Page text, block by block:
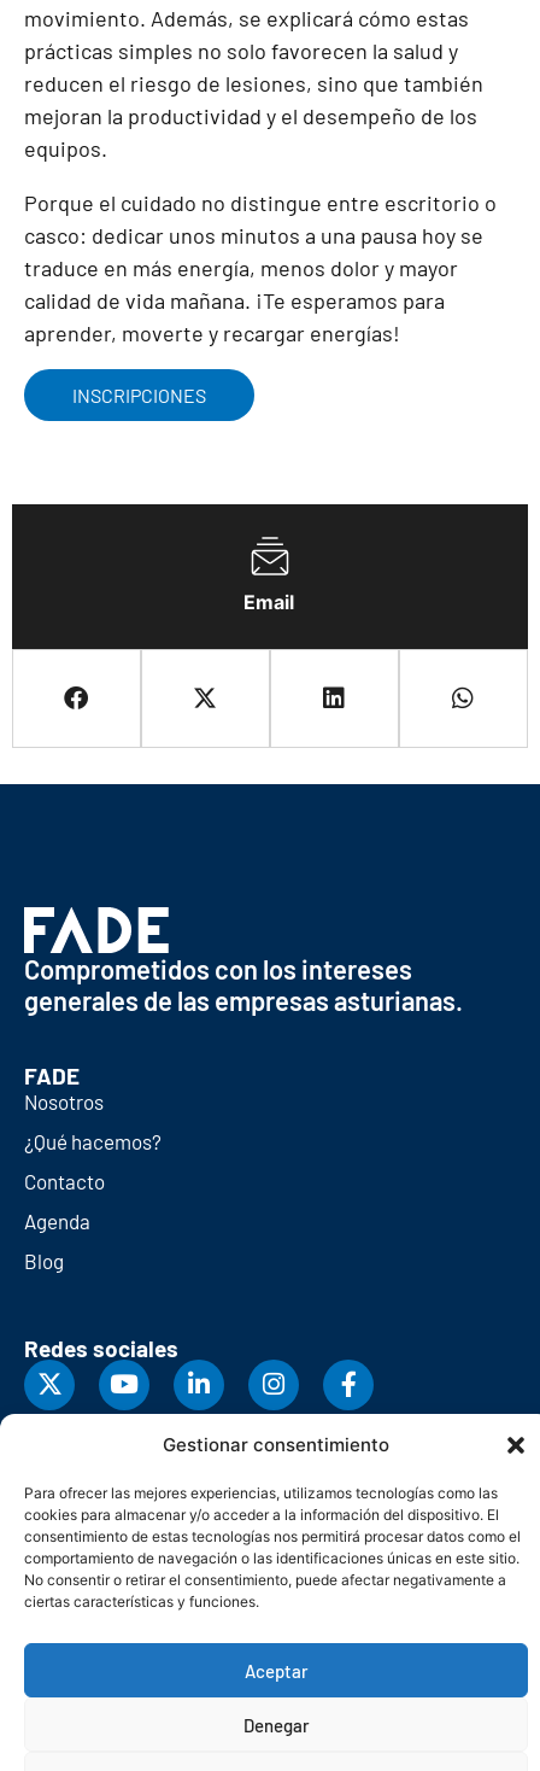
Gestionar consentimiento
Para ofrecer las mejores experiencias, utilizamos tecnologías como las
cookies para almacenar y/o acceder a la información del dispositivo. El
consentimiento de estas tecnologías nos permitirá procesar datos como el
comportamiento de navegación o las identificaciones únicas en este sitio.
No consentir o retirar el consentimiento, puede afectar negativamente a
ciertas características y funciones.
Aceptar
Denegar
Email
movimiento. Además, se explicará cómo estas
prácticas simples no solo favorecen la salud y
reducen el riesgo de lesiones, sino que también
mejoran la productividad y el desempeño de los
equipos.
Porque el cuidado no distingue entre escritorio o
casco: dedicar unos minutos a una pausa hoy se
traduce en más energía, menos dolor y mayor
calidad de vida mañana. ¡Te esperamos para
aprender, moverte y recargar energías!
INSCRIPCIONES
Comprometidos con los intereses
generales de las empresas asturianas.
FADE
Nosotros
¿Qué hacemos?
Contacto
Agenda
Blog
Redes sociales
© Copyright 2026. Federación Asturiana de Empresarios
Canal denuncias